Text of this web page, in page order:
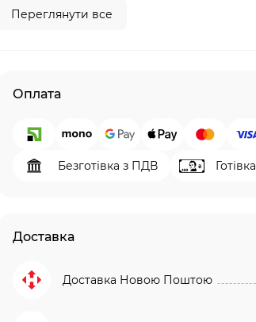
Переглянути все
Оплата
Безготівка з ПДВ Готівка
Доставка
Доставка Новою Поштою